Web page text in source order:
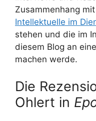
Zusammenhang
Intellektuelle im
stehen und die im
diesem Blog an
machen werde.
Die
Ohlert in